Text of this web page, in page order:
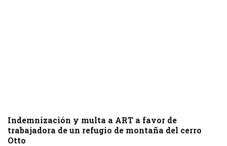
Indemnización y multa a ART a favor de
trabajadora de un refugio de montaña del cerro
Otto